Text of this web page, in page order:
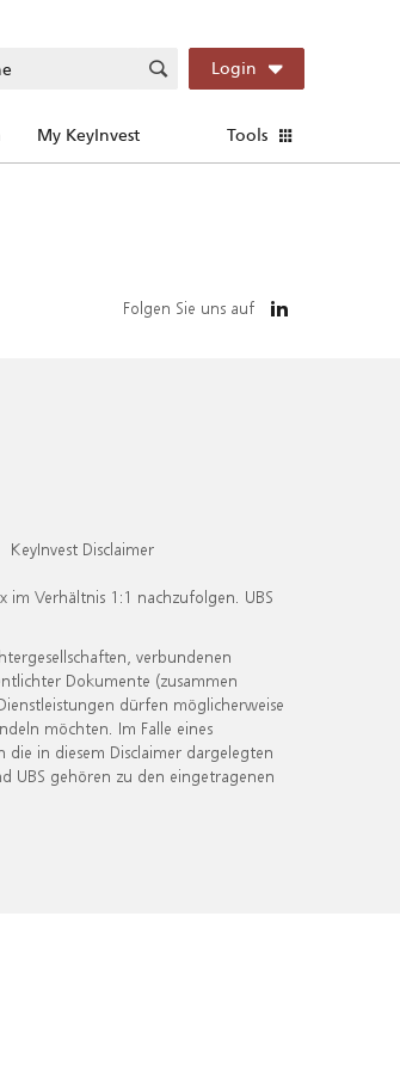
Login
My KeyInvest Tools
Folgen Sie uns auf
KeyInvest Disclaimer
Verhältnis 1:1 nachzufolgen. UBS
verbundenen
Dokumente (zusammen
dürfen möglicherweise
möchten. Im Falle eines
in diesem Disclaimer dargelegten
UBS gehören zu den eingetragenen